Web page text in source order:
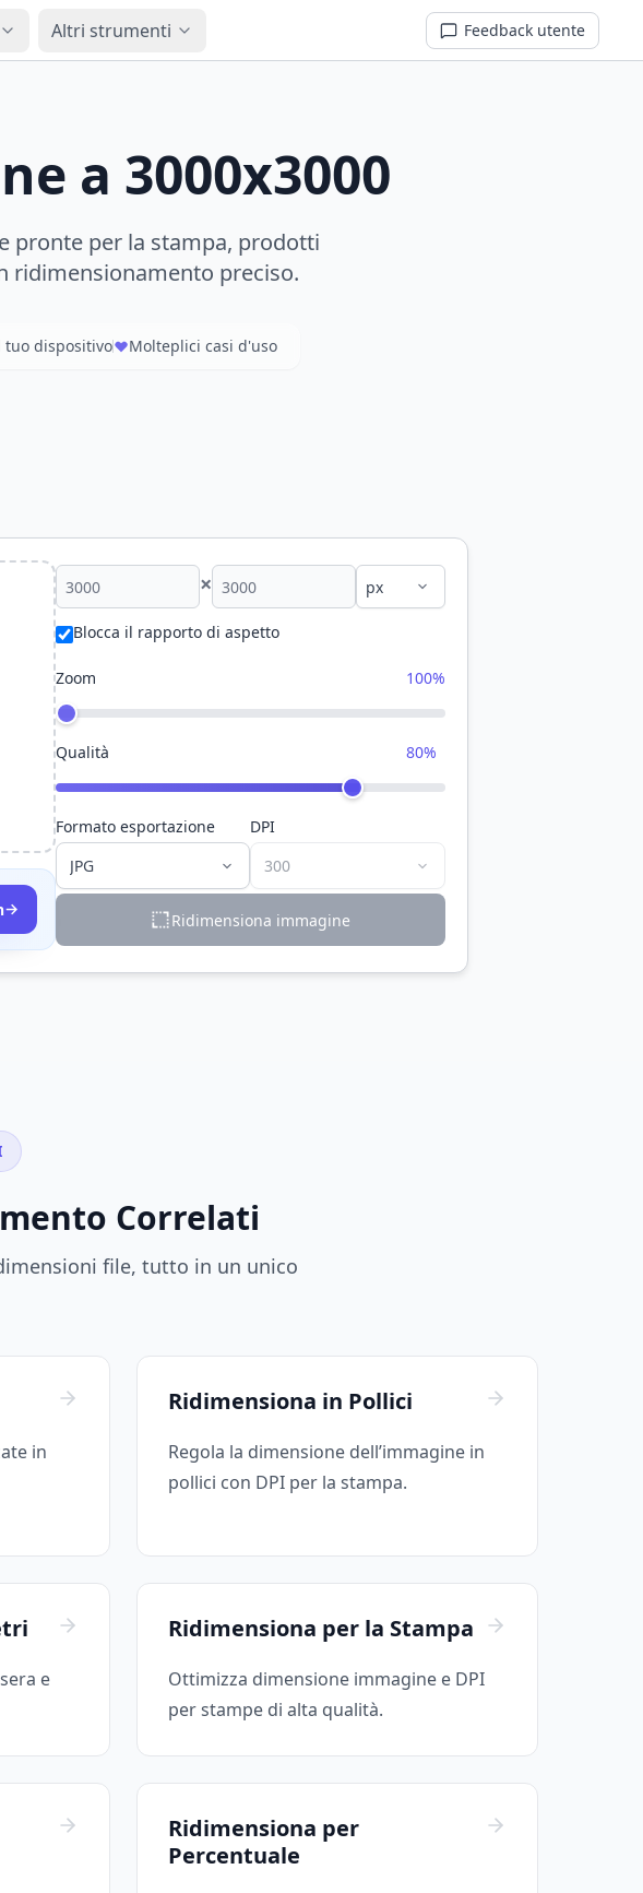
Altri strumenti Feedback utente
a 3000x3000
pronte per la stampa, prodotti
ridimensionamento preciso.
tuo dispositivo Molteplici casi d'uso
→
×
Blocca il rapporto di aspetto
Zoom 100%
Qualità 80%
Formato esportazione DPI
Ridimensiona immagine
Correlati
file, tutto in un unico
in
Ridimensiona in Pollici
Regola la dimensione dell’immagine in
pollici con DPI per la stampa.
e
Ridimensiona per la Stampa
Ottimizza dimensione immagine e DPI
per stampe di alta qualità.
Ridimensiona per
Percentuale